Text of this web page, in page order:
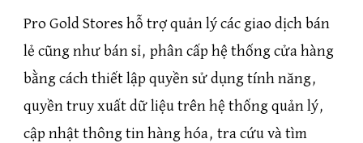
Pro Gold Stores hỗ trợ quản lý các giao dịch bán
lẻ cũng như bán sỉ, phân cấp hệ thống cửa hàng
bằng cách thiết lập quyền sử dụng tính năng,
quyền truy xuất dữ liệu trên hệ thống quản lý,
cập nhật thông tin hàng hóa, tra cứu và tìm